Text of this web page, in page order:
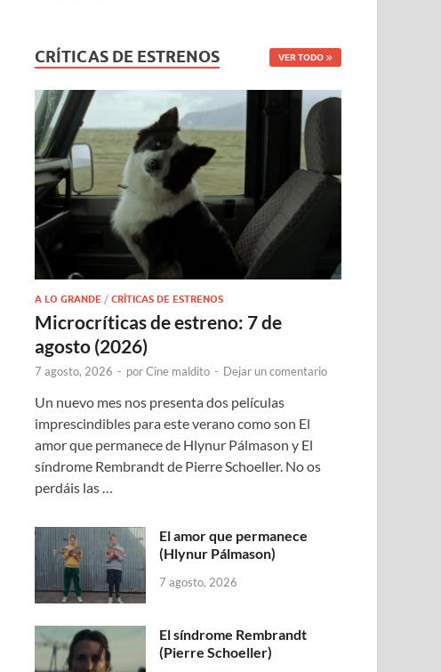
CRÍTICAS DE ESTRENOS VER TODO
A LO GRANDE /CRÍTICAS DE ESTRENOS
Microcríticas de estreno: 7 de
agosto (2026)
7 agosto, 2026 - porCine maldito - Dejar un comentario
Un nuevo mes nos presenta dos películas
imprescindibles para este verano como son El
amor que permanece de Hlynur Pálmason y El
síndrome Rembrandt de Pierre Schoeller. No os
perdáis las …
El amor que permanece
(Hlynur Pálmason)
7 agosto, 2026
El síndrome Rembrandt
(Pierre Schoeller)